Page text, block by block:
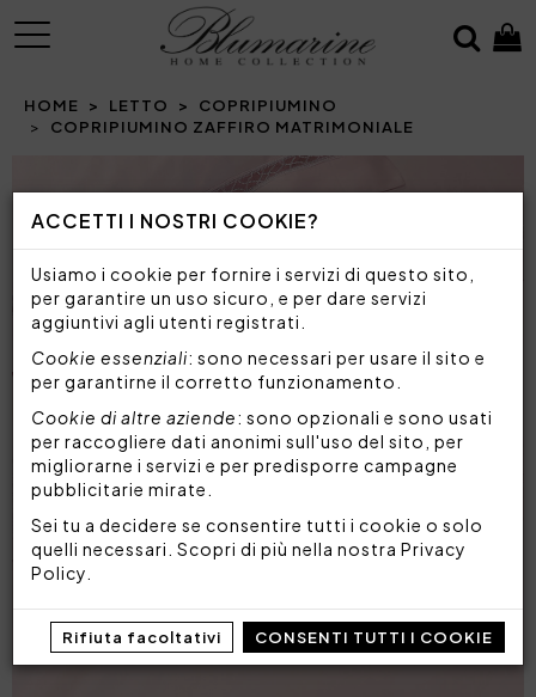
ACCETTI I NOSTRI COOKIE?
Usiamo i cookie per fornire i servizi di questo sito,
per garantire un uso sicuro, e per dare servizi
aggiuntivi agli utenti registrati.
Cookie essenziali: sono necessari per usare il sito e
per garantirne il corretto funzionamento.
Cookie di altre aziende: sono opzionali e sono usati
per raccogliere dati anonimi sull'uso del sito, per
migliorarne i servizi e per predisporre campagne
pubblicitarie mirate.
Sei tu a decidere se consentire tutti i cookie o solo
quelli necessari. Scopri di più nella nostra Privacy
Policy
Rifiuta facoltativi CONSENTI TUTTI I COOKIE
MENU
HOME LETTO
COPRIPIUMINO
COPRIPIUMINO ZAFFIRO MATRIMONIALE
Prev